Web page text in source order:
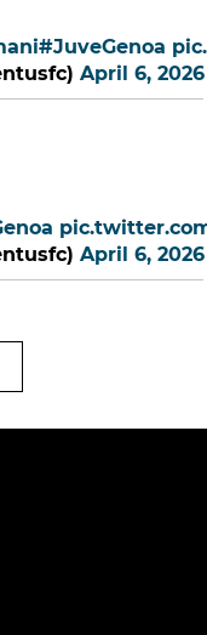
#JuveGenoa
April 6, 2026
April 6, 2026